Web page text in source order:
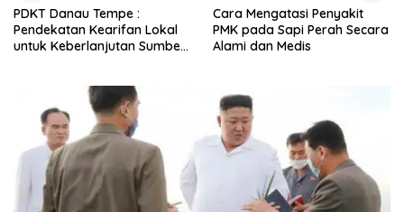
PDKT Danau Tempe :
Pendekatan Kearifan Lokal
untuk Keberlanjutan Sumber
Cara Mengatasi Penyakit
PMK pada Sapi Perah Secara
Alami dan Medis